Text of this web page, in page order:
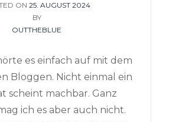
ON POSTED
ON
25. AUGUST 2024
BY
OUTTHEBLUE
es einfach auf mit dem
Bloggen. Nicht einmal ein
scheint machbar. Ganz
ich es aber auch nicht.